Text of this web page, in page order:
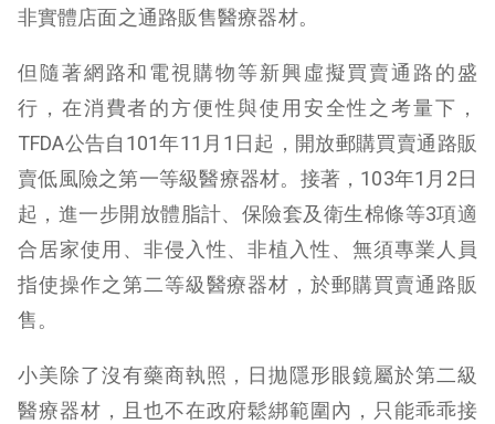
非實體店面之通路販售醫療器材。
但隨著網路和電視購物等新興虛擬買賣通路的盛
行，在消費者的方便性與使用安全性之考量下，
TFDA公告自101年11月1日起，開放郵購買賣通路販
賣低風險之第一等級醫療器材。接著，103年1月2日
起，進一步開放體脂計、保險套及衛生棉條等3項適
合居家使用、非侵入性、非植入性、無須專業人員
指使操作之第二等級醫療器材，於郵購買賣通路販
售。
小美除了沒有藥商執照，日拋隱形眼鏡屬於第二級
醫療器材，且也不在政府鬆綁範圍內，只能乖乖接